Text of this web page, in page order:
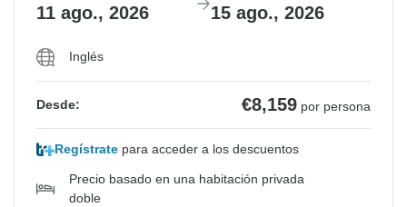
11 ago., 2026 15 ago., 2026
Inglés
Desde: €8,159 por persona
Regístrate para acceder a los descuentos
Precio basado en una habitación privada
doble